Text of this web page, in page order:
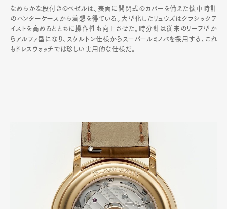
なめらかな段付きのベゼルは、表面に開閉式のカバーを備えた懐中時計
のハンターケースから着想を得ている。大型化したリュウズはクラシックテ
イストを高めるとともに操作性も向上させた。時分針は従来のリーフ型か
らアルファ型になり､スケルトン仕様からスーパールミノバを採用する｡これ
もドレスウォッチでは珍しい実用的な仕様だ｡